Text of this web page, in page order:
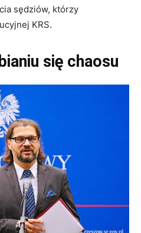
sędziów, którzy
KRS.
się chaosu